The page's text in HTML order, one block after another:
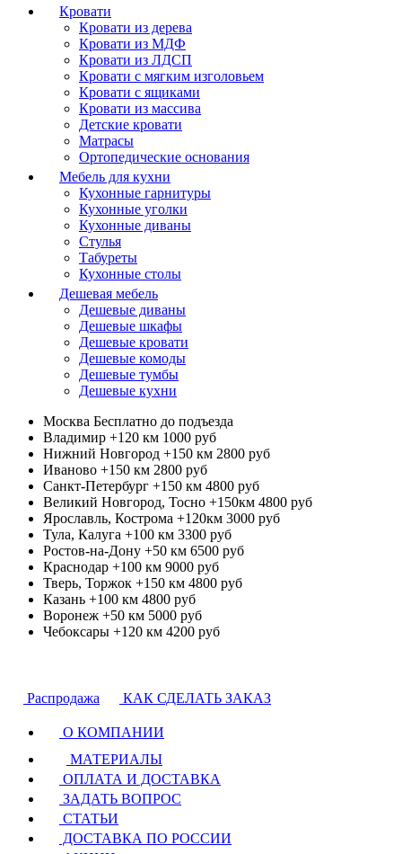
Кровати
Кровати из дерева
Кровати из МДФ
Кровати из ЛДСП
Кровати с мягким изголовьем
Кровати с ящиками
Кровати из массива
Детские кровати
Матрасы
Ортопедические основания
Мебель для кухни
Кухонные гарнитуры
Кухонные уголки
Кухонные диваны
Стулья
Табуреты
Кухонные столы
Дешевая мебель
Дешевые диваны
Дешевые шкафы
Дешевые кровати
Дешевые комоды
Дешевые тумбы
Дешевые кухни
Москва Бесплатно до подъезда
Владимир +120 км 1000 руб
Нижний Новгород +150 км 2800 руб
Иваново +150 км 2800 руб
Санкт-Петербург +150 км 4800 руб
Великий Новгород, Тосно +150км 4800 руб
Ярославль, Кострома +120км 3000 руб
Тула, Калуга +100 км 3300 руб
Ростов-на-Дону +50 км 6500 руб
Краснодар +100 км 9000 руб
Тверь, Торжок +150 км 4800 руб
Казань +100 км 4800 руб
Воронеж +50 км 5000 руб
Чебоксары +120 км 4200 руб
Распродажа КАК СДЕЛАТЬ ЗАКАЗ
О КОМПАНИИ
МАТЕРИАЛЫ
ОПЛАТА И ДОСТАВКА
ЗАДАТЬ ВОПРОС
СТАТЬИ
ДОСТАВКА ПО РОССИИ